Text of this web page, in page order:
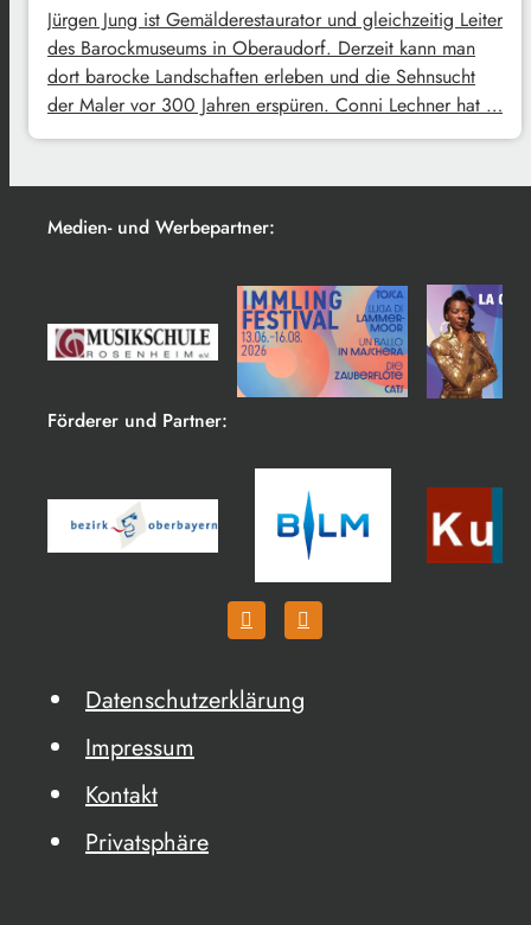
Jürgen Jung ist Gemälderestaurator und gleichzeitig Leiter
des Barockmuseums in Oberaudorf. Derzeit kann man
dort barocke Landschaften erleben und die Sehnsucht
der Maler vor 300 Jahren erspüren. Conni Lechner hat …
Medien- und Werbepartner:
Förderer und Partner:
Datenschutzerklärung
Impressum
Kontakt
Privatsphäre